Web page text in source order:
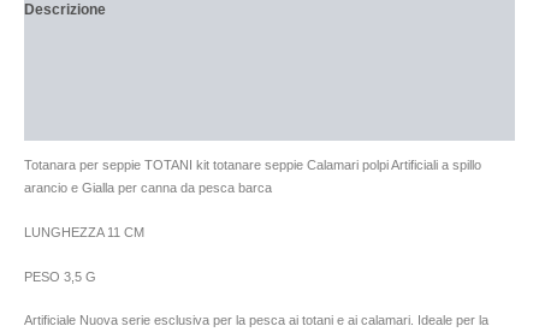
Descrizione
Totanara per seppie TOTANI kit totanare seppie Calamari polpi Artificiali a spillo
arancio e Gialla per canna da pesca barca
LUNGHEZZA 11 CM
PESO 3,5 G
Artificiale Nuova serie esclusiva per la pesca ai totani e ai calamari. Ideale per la